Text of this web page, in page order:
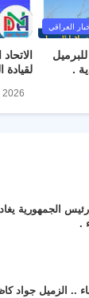
العراقي
دولاراً للبرميل
.
2026
الجمهورية
.
.. الزميل جواد